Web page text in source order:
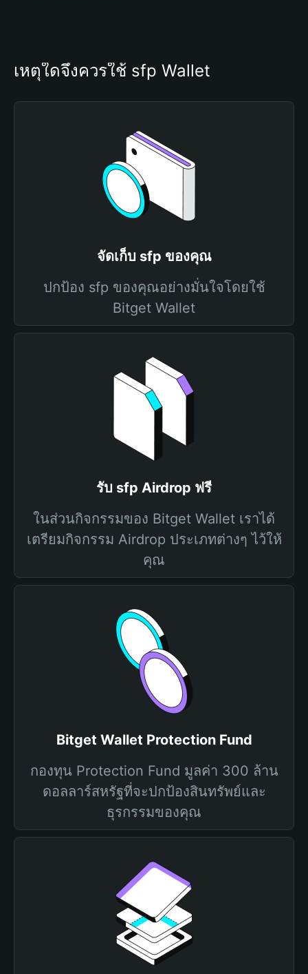
เหตุใดจึงควรใช้ sfp Wallet
จัดเก็บ sfp ของคุณ
ปกป้อง sfp ของคุณอย่างมั่นใจโดยใช้
Bitget Wallet
รับ sfp Airdrop ฟรี
ในส่วนกิจกรรมของ Bitget Wallet เราได้
เตรียมกิจกรรม Airdrop ประเภทต่างๆ ไว้ให้
คุณ
Bitget Wallet Protection Fund
กองทุน Protection Fund มูลค่า 300 ล้าน
ดอลลาร์สหรัฐที่จะปกป้องสินทรัพย์และ
ธุรกรรมของคุณ